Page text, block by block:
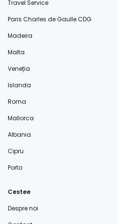
Travel Service
Paris Charles de Gaulle CDG
Madeira
Malta
Veneția
Islanda
Roma
Mallorca
Albania
Cipru
Porto
Cestee
Despre noi